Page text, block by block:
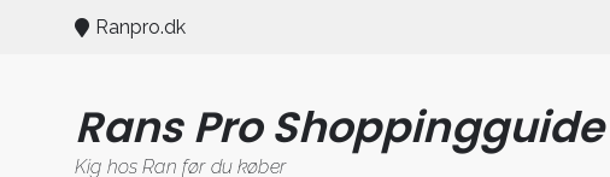
Ranpro.dk
Rans Pro Shoppingguide
Kig hos Ran før du køber